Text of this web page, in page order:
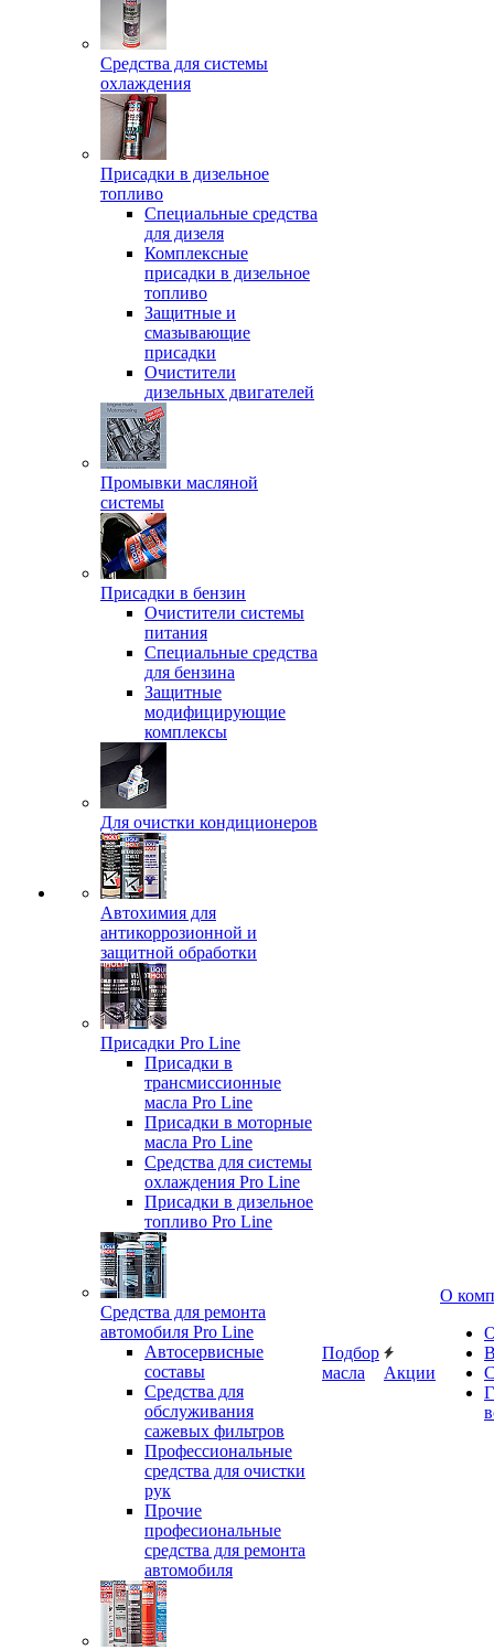
Средства для системы
охлаждения
Присадки в дизельное
топливо
Спeциальные средства
для дизеля
Комплексные
присадки в дизельное
топливо
Защитные и
смазывающие
присадки
Очистители
дизельных двигателей
Промывки масляной
системы
Присадки в бензин
Очистители системы
питания
Специальные срeдства
для бензина
Защитные
модифицирующие
комплексы
Для очистки кондиционеров
Автохимия для
антикоррозионной и
защитной обработки
Присадки Pro Line
Присадки в
трансмиссионные
масла Pro Line
Присадки в моторные
масла Pro Line
Средства для системы
охлаждения Pro Line
Присадки в дизельное
топливо Pro Line
Средства для ремонта
автомобиля Pro Line
Автосервисные
составы
Средства для
обслуживания
сажевых фильтров
Профессиональные
средства для очистки
рук
Прочие
професиональные
средства для ремонта
автомобиля
Подбор
масла
Акции
О